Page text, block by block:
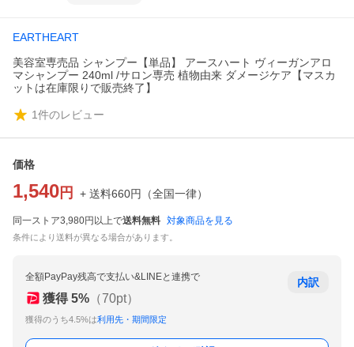
EARTHEART
美容室専売品 シャンプー【単品】 アースハート ヴィーガンアロ
マシャンプー 240ml /サロン専売 植物由来 ダメージケア【マスカ
ットは在庫限りで販売終了】
1件のレビュー
価格
1,540 円 + 送料660円 （全国一律）
同一ストア3,980円以上で送料無料 対象商品を見る
条件により送料が異なる場合があります。
全額PayPay残高で支払い&LINEと連携で
獲得 5% （70pt）
獲得のうち4.5%は利用先・期間限定
内訳